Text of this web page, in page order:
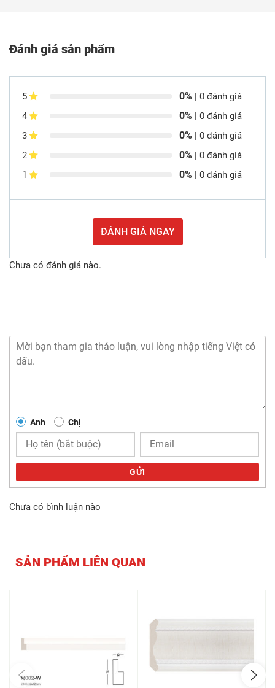
Đánh giá sản phẩm
5 0% | 0 đánh giá
4
0% | 0 đánh giá
3
0% | 0 đánh giá
2
0% | 0 đánh giá
1
0% | 0 đánh giá
ĐÁNH GIÁ NGAY
Chưa có đánh giá nào.
Anh Chị
GỬI
Chưa có bình luận nào
SẢN PHẨM LIÊN QUAN